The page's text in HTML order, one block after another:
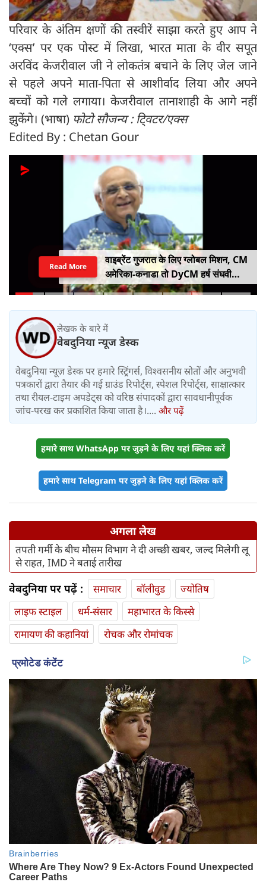
परिवार के अंतिम क्षणों की तस्वीरें साझा करते हुए आप ने
‘एक्स’ पर एक पोस्ट में लिखा, भारत माता के वीर सपूत
अरविंद केजरीवाल जी ने लोकतंत्र बचाने के लिए जेल जाने
से पहले अपने माता-पिता से आशीर्वाद लिया और अपने
बच्चों को गले लगाया। केजरीवाल तानाशाही के आगे नहीं
झुकेंगे। (भाषा) फोटो सौजन्‍य : टि्वटर/एक्स
Edited By : Chetan Gour
वाइब्रेंट गुजरात के लिए ग्लोबल मिशन, CM
अमेरिका-कनाडा तो DyCM हर्ष संघवी
संभालेंगे जापान-यूरोप का मोर्चा
Read More
लेखक के बारे में
वेबदुनिया न्यूज डेस्क
वेबदुनिया न्यूज़ डेस्क पर हमारे स्ट्रिंगर्स, विश्वसनीय स्रोतों और अनुभवी
पत्रकारों द्वारा तैयार की गई ग्राउंड रिपोर्ट्स, स्पेशल रिपोर्ट्स, साक्षात्कार
तथा रीयल-टाइम अपडेट्स को वरिष्ठ संपादकों द्वारा सावधानीपूर्वक
जांच-परख कर प्रकाशित किया जाता है।.... और पढ़ें
हमारे साथ WhatsApp पर जुड़ने के लिए यहां क्लिक करें
हमारे साथ Telegram पर जुड़ने के लिए यहां क्लिक करें
अगला लेख
तपती गर्मी के बीच मौसम विभाग ने दी अच्छी खबर, जल्द मिलेगी लू
से राहत, IMD ने बताई तारीख
वेबदुनिया पर पढ़ें : समाचार बॉलीवुड
ज्योतिष
लाइफ स्‍टाइल
धर्म-संसार
महाभारत के किस्से
रामायण की कहानियां
रोचक और रोमांचक